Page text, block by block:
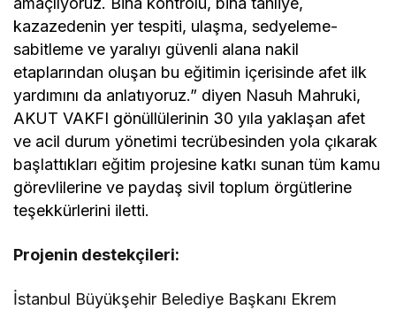
kazazedenin yer tespiti, ulaşma, sedyeleme-
sabitleme ve yaralıyı güvenli alana nakil
etaplarından oluşan bu eğitimin içerisinde afet ilk
yardımını da anlatıyoruz.” diyen Nasuh Mahruki,
AKUT VAKFI gönüllülerinin 30 yıla yaklaşan afet
ve acil durum yönetimi tecrübesinden yola çıkarak
başlattıkları eğitim projesine katkı sunan tüm kamu
görevlilerine ve paydaş sivil toplum örgütlerine
teşekkürlerini iletti.
Projenin destekçileri:
İstanbul Büyükşehir Belediye Başkanı Ekrem